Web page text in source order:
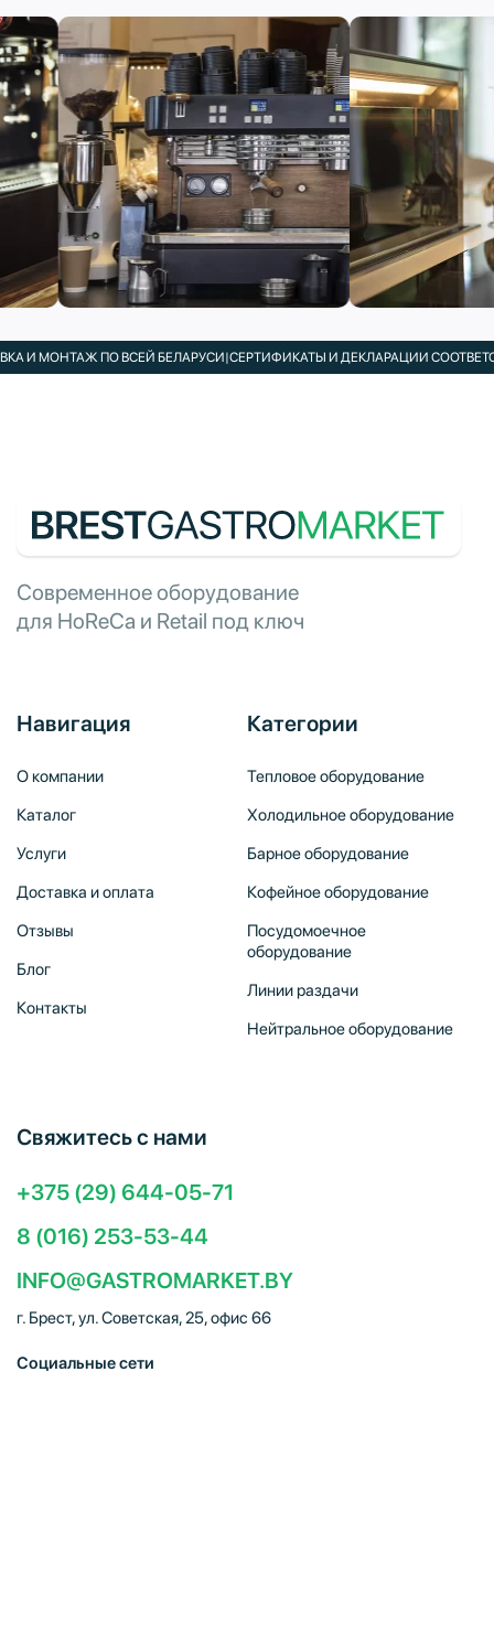
И МОНТАЖ ПО ВСЕЙ БЕЛАРУСИ|СЕРТИФИКАТЫ И ДЕКЛАРАЦИИ
Современное оборудование
для HoReCa и Retail под ключ
Навигация
О компании
Каталог
Услуги
Доставка и оплата
Отзывы
Блог
Контакты
Категории
Тепловое оборудование
Холодильное оборудование
Барное оборудование
Кофейное оборудование
Посудомоечное
оборудование
Линии раздачи
Нейтральное оборудование
Свяжитесь с нами
+375 (29) 644-05-71
8 (016) 253-53-44
INFO@GASTROMARKET.BY
г. Брест, ул. Советская, 25, офис 66
Социальные сети